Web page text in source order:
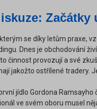
Začátky
se díky letům praxe,
Dnes je obchodování
činnost provozují a své
jakožto ostřílené tradery.
jídlo Gordona
ve svém oboru musel